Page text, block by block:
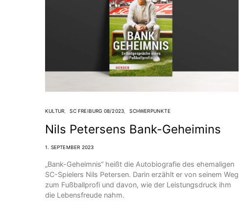
KULTUR SC FREIBURG 08/2023 SCHWERPUNKTE
Nils Petersens Bank-Geheimins
1. SEPTEMBER 2023
„Bank-Geheimnis“ heißt die Autobiografie des ehemaligen
SC-Spielers Nils Petersen. Darin erzählt er von seinem Weg
zum Fußballprofi und davon, wie der Leistungsdruck ihm
die Lebensfreude nahm.